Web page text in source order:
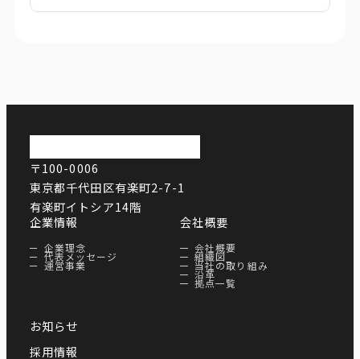
〒100-0006
東京都千代田区有楽町2-7-1
有楽町イトシア14階
企業情報
企業理念
代表メッセージ
運営事業
会社概要
会社概要
組織図
当社の取り組み
沿革
拠点一覧
お知らせ
採用情報